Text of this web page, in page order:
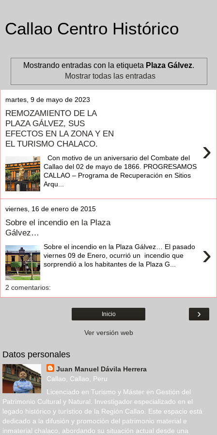
Callao Centro Histórico
Mostrando entradas con la etiqueta Plaza Gálvez.
Mostrar todas las entradas
martes, 9 de mayo de 2023
REMOZAMIENTO DE LA
PLAZA GÁLVEZ, SUS
EFECTOS EN LA ZONA Y EN
EL TURISMO CHALACO.
›
Con motivo de un aniversario del Combate del
Callao del 02 de mayo de 1866. PROGRESAMOS
CALLAO – Programa de Recuperación en Sitios
Arqu...
viernes, 16 de enero de 2015
Sobre el incendio en la Plaza
Gálvez…
›
Sobre el incendio en la Plaza Gálvez… El pasado
viernes 09 de Enero, ocurrió un incendio que
sorprendió a los habitantes de la Plaza G...
2 comentarios:
›
Inicio
Ver versión web
Datos personales
Juan Manuel Dávila Herrera
Callao, Callao, Peru
Licenciado en Turismo y Máster en Gestión del
Patrimonio Cultural y Natural. Investigador especializado en el
legado histórico y turístico de la Región Callao. Este espacio está
dedicado a la difusión y promoción del patrimonio material e
inmaterial chalaco, abordando su situación actual desde una